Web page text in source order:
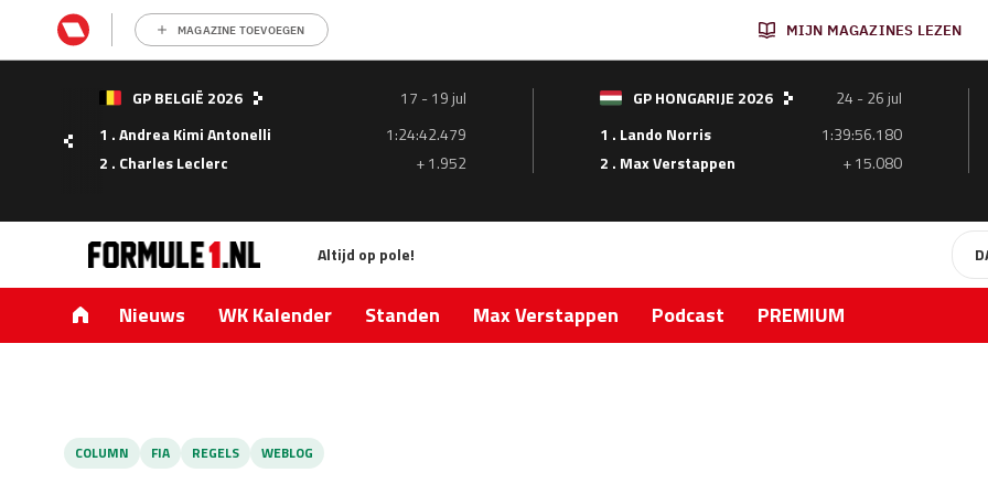
MAGAZINE TOEVOEGEN MIJN MAGAZINES LEZEN
GP BELGIË 2026
17 - 19 jul
1 . Andrea Kimi Antonelli
1:24:42.479
2 . Charles Leclerc
+ 1.952
GP HONGARIJE 2026
24 - 26 jul
1 . Lando Norris
1:39:56.180
2 . Max Verstappen
+ 15.080
Altijd op pole!
Nieuws WK Kalender Standen Max Verstappen Podcast PREMIUM
COLUMN FIA REGELS WEBLOG